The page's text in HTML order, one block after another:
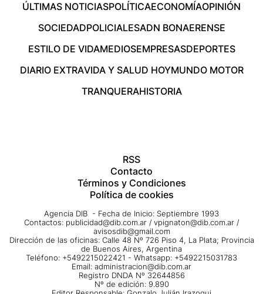
ÚLTIMAS NOTICIASPOLÍTICAECONOMÍAOPINIÓN
SOCIEDADPOLICIALESADN BONAERENSE
ESTILO DE VIDAMEDIOSEMPRESASDEPORTES
DIARIO EXTRAVIDA Y SALUD HOYMUNDO MOTOR
TRANQUERAHISTORIA
RSS
Contacto
Términos y Condiciones
Política de cookies
Agencia DIB - Fecha de Inicio: Septiembre 1993
Contactos: publicidad@dib.com.ar / vpignaton@dib.com.ar /
avisosdib@gmail.com
Dirección de las oficinas: Calle 48 Nº 726 Piso 4, La Plata; Provincia
de Buenos Aires, Argentina
Teléfono: +5492215022421 - Whatsapp: +5492215031783
Email: administracion@dib.com.ar
Registro DNDA Nº 32644856
Nº de edición: 9.890